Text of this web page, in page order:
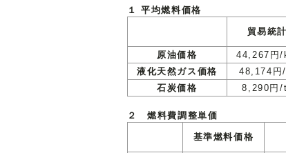
１ 平均燃料価格
貿易統
原油価格
44,267
液化天然ガス価格 48,174
石炭価格
8,290
２ 燃料費調整単価
基準燃料価格